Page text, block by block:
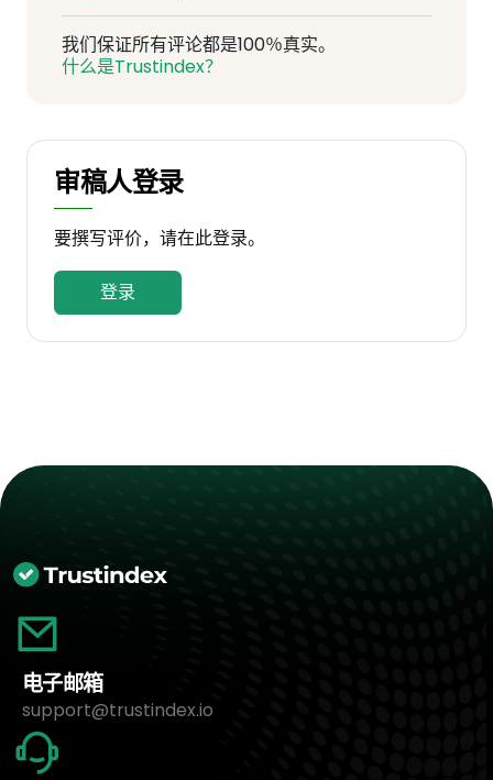
我们保证所有评论都是100％真实。
什么是Trustindex？
审稿人登录
要撰写评价，请在此登录。
登录
电子邮箱
support@trustindex.io